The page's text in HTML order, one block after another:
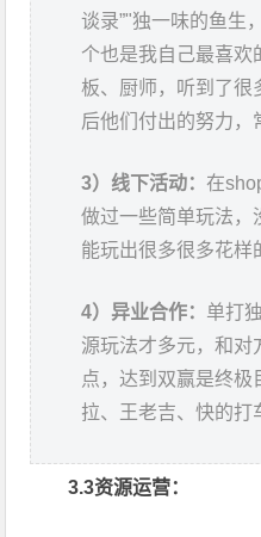
谈录”"独一味的鱼生
个也是我自己最喜欢
板、厨师，听到了很
后他们付出的努力，
3）线下活动：在
做过一些简单玩法，
能玩出很多很多花样
4）异业合作： 单打
源玩法才多元，和对
点，达到双赢是终
拉、王老吉、快的打
3.3资源运营：